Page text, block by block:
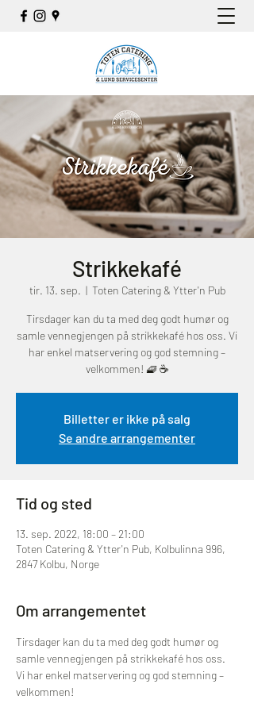
Strikkekafé
tir. 13. sep.
  |
Toten Catering & Ytter'n Pub
Tirsdager kan du ta med deg godt humør og
samle vennegjengen på strikkekafé hos oss. Vi
har enkel matservering og god stemning –
velkommen! 🧇 ☕
Billetter er ikke på salg
Se andre arrangementer
Tid og sted
13. sep. 2022, 18:00 – 21:00
Toten Catering & Ytter'n Pub, Kolbulinna 996,
2847 Kolbu, Norge
Om arrangementet
Tirsdager kan du ta med deg godt humør og
samle vennegjengen på strikkekafé hos oss.
Vi har enkel matservering og god stemning –
velkommen!